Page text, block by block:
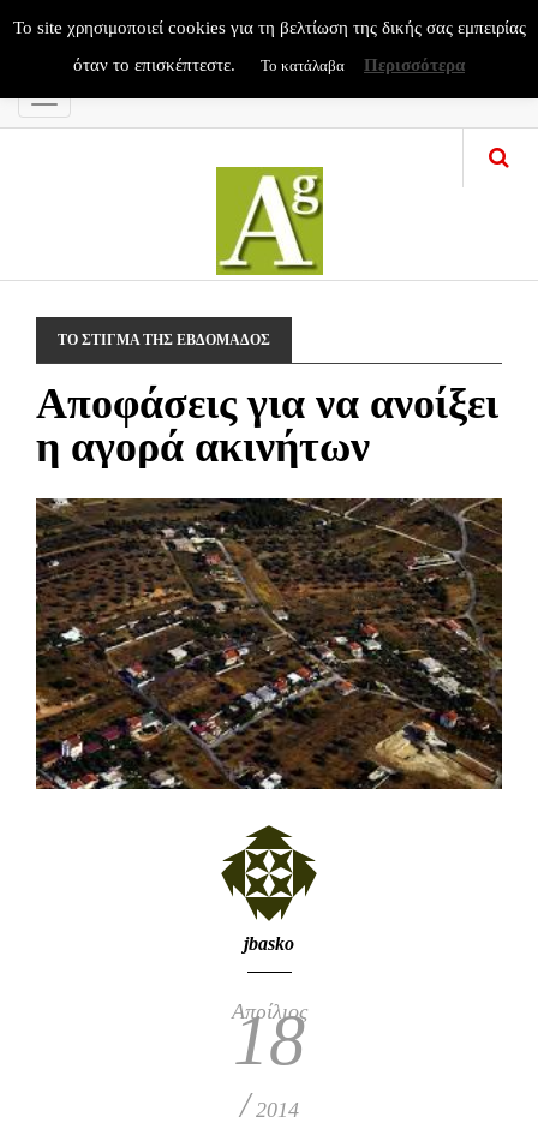
Menu
ΤΟ ΣΤΙΓΜΑ ΤΗΣ ΕΒΔΟΜΑΔΟΣ
Αποφάσεις για να ανοίξει
η αγορά ακινήτων
jbasko
Απρίλιος
18
/2014
To site χρησιμοποιεί cookies για τη βελτίωση της δικής σας εμπειρίας
όταν το επισκέπτεστε.
Το κατάλαβα Περισσότερα